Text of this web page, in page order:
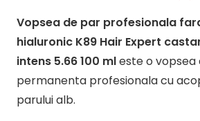
5.66
cu
acid
hialuronic
K89
Vopsea de par profesionala
hialuronic K89 Hair Expert
intens 5.66 100 mleste o
permanenta profesionala cu
parului alb.